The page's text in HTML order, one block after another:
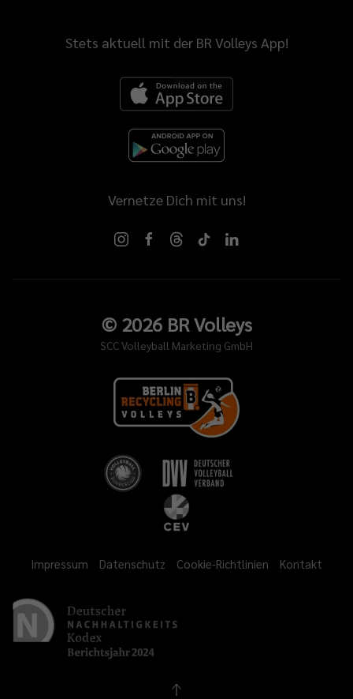
Stets aktuell mit der BR Volleys App!
Vernetze Dich mit uns!
© 2026BR Volleys
SCC Volleyball Marketing GmbH
Impressum Datenschutz Cookie-Richtlinien Kontakt